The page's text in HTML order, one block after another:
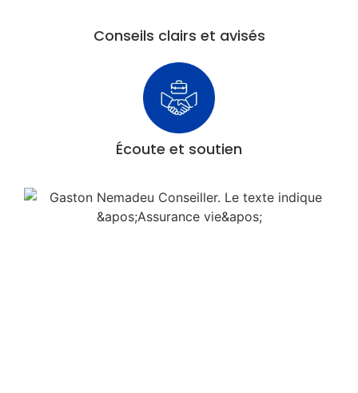
Conseils clairs et avisés
Écoute et soutien